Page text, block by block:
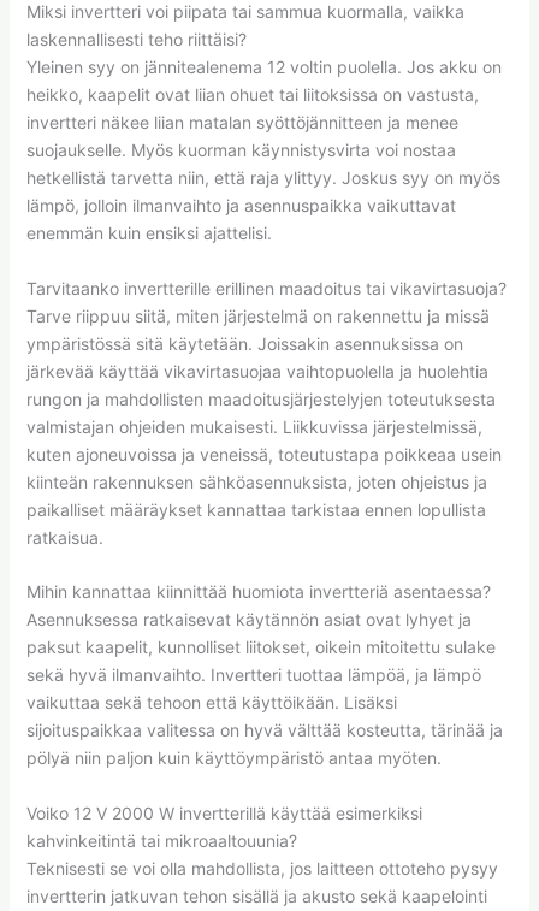
Miksi invertteri voi piipata tai sammua kuormalla, vaikka
laskennallisesti teho riittäisi?
Yleinen syy on jännitealenema 12 voltin puolella. Jos akku on
heikko, kaapelit ovat liian ohuet tai liitoksissa on vastusta,
invertteri näkee liian matalan syöttöjännitteen ja menee
suojaukselle. Myös kuorman käynnistysvirta voi nostaa
hetkellistä tarvetta niin, että raja ylittyy. Joskus syy on myös
lämpö, jolloin ilmanvaihto ja asennuspaikka vaikuttavat
enemmän kuin ensiksi ajattelisi.
Tarvitaanko invertterille erillinen maadoitus tai vikavirtasuoja?
Tarve riippuu siitä, miten järjestelmä on rakennettu ja missä
ympäristössä sitä käytetään. Joissakin asennuksissa on
järkevää käyttää vikavirtasuojaa vaihtopuolella ja huolehtia
rungon ja mahdollisten maadoitusjärjestelyjen toteutuksesta
valmistajan ohjeiden mukaisesti. Liikkuvissa järjestelmissä,
kuten ajoneuvoissa ja veneissä, toteutustapa poikkeaa usein
kiinteän rakennuksen sähköasennuksista, joten ohjeistus ja
paikalliset määräykset kannattaa tarkistaa ennen lopullista
ratkaisua.
Mihin kannattaa kiinnittää huomiota invertteriä asentaessa?
Asennuksessa ratkaisevat käytännön asiat ovat lyhyet ja
paksut kaapelit, kunnolliset liitokset, oikein mitoitettu sulake
sekä hyvä ilmanvaihto. Invertteri tuottaa lämpöä, ja lämpö
vaikuttaa sekä tehoon että käyttöikään. Lisäksi
sijoituspaikkaa valitessa on hyvä välttää kosteutta, tärinää ja
pölyä niin paljon kuin käyttöympäristö antaa myöten.
Voiko 12 V 2000 W invertterillä käyttää esimerkiksi
kahvinkeitintä tai mikroaaltouunia?
Teknisesti se voi olla mahdollista, jos laitteen ottoteho pysyy
invertterin jatkuvan tehon sisällä ja akusto sekä kaapelointi